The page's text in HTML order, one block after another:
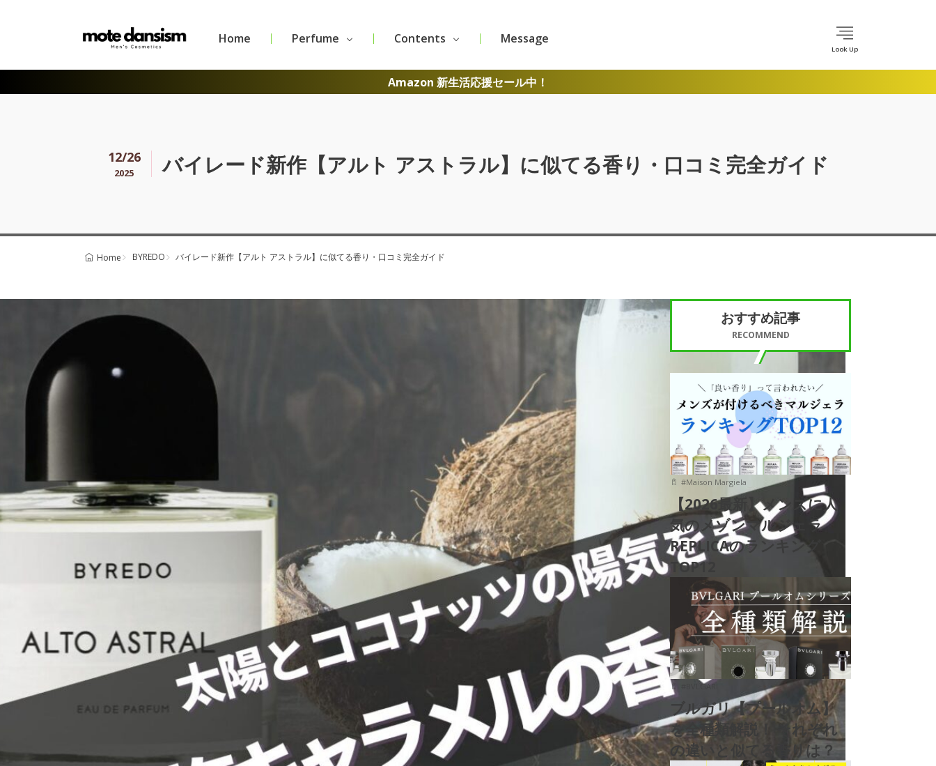
Home Perfume Contents Message
Look Up
Amazon 新生活応援セール中！
12/26
2025 バイレード新作【アルト アストラル】に似てる香り・口コミ完全ガイド
Home BYREDO バイレード新作【アルト アストラル】に似てる香り・口コミ完全ガイド
おすすめ記事
RECOMMEND
#Maison Margiela
【2026最新】メンズに人
気のメゾンマルジェラ
REPLICAのランキング
TOP12
BVLGARI
ブルガリ【プールオム】
を全種類解説！ それぞれ
の違いと似てる香りは？